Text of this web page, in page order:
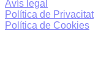
Avís legal
Política de Privacitat
Política de Cookies